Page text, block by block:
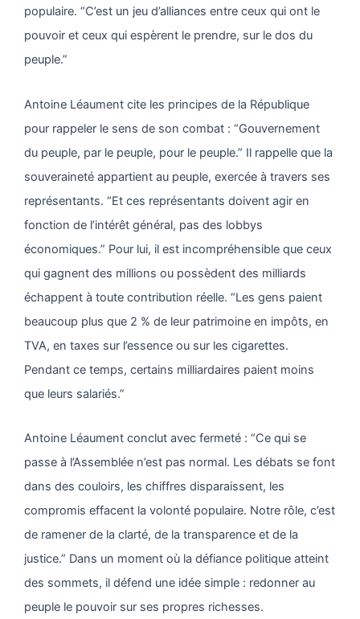
populaire. “C’est un jeu d’alliances entre ceux qui ont le
pouvoir et ceux qui espèrent le prendre, sur le dos du
peuple.”
Antoine Léaument cite les principes de la République
pour rappeler le sens de son combat : “Gouvernement
du peuple, par le peuple, pour le peuple.” Il rappelle que la
souveraineté appartient au peuple, exercée à travers ses
représentants. “Et ces représentants doivent agir en
fonction de l’intérêt général, pas des lobbys
économiques.” Pour lui, il est incompréhensible que ceux
qui gagnent des millions ou possèdent des milliards
échappent à toute contribution réelle. “Les gens paient
beaucoup plus que 2 % de leur patrimoine en impôts, en
TVA, en taxes sur l’essence ou sur les cigarettes.
Pendant ce temps, certains milliardaires paient moins
que leurs salariés.”
Antoine Léaument conclut avec fermeté : “Ce qui se
passe à l’Assemblée n’est pas normal. Les débats se font
dans des couloirs, les chiffres disparaissent, les
compromis effacent la volonté populaire. Notre rôle, c’est
de ramener de la clarté, de la transparence et de la
justice.” Dans un moment où la défiance politique atteint
des sommets, il défend une idée simple : redonner au
peuple le pouvoir sur ses propres richesses.